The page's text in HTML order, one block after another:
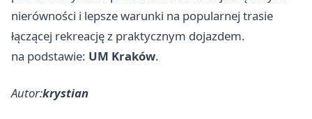
nierówności i lepsze warunki na popularnej trasie
łączącej rekreację z praktycznym dojazdem.
na podstawie: UM Kraków.
Autor:krystian